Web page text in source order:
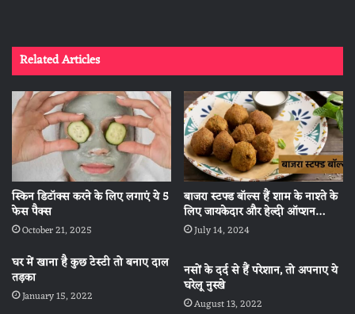
Related Articles
स्किन डिटॉक्स करने के लिए लगाएं ये 5
फेस पैक्स
October 21, 2025
बाजरा स्टफ्ड बॉल्स हैं शाम के नाश्ते के
लिए जायकेदार और हेल्दी ऑप्शन…
July 14, 2024
घर में खाना है कुछ टेस्टी तो बनाए दाल
तड़का
January 15, 2022
नसों के दर्द से हैं परेशान, तो अपनाए ये
घरेलू नुस्खे
August 13, 2022